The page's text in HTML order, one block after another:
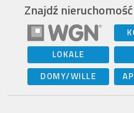
Znajdź
LOKALE
DOMY/WILLE